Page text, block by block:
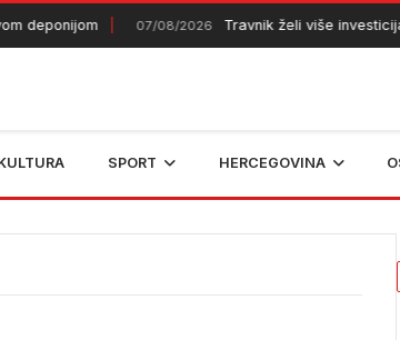
07/08/2026 Travnik želi više investicija
SPORT HERCEGOVINA